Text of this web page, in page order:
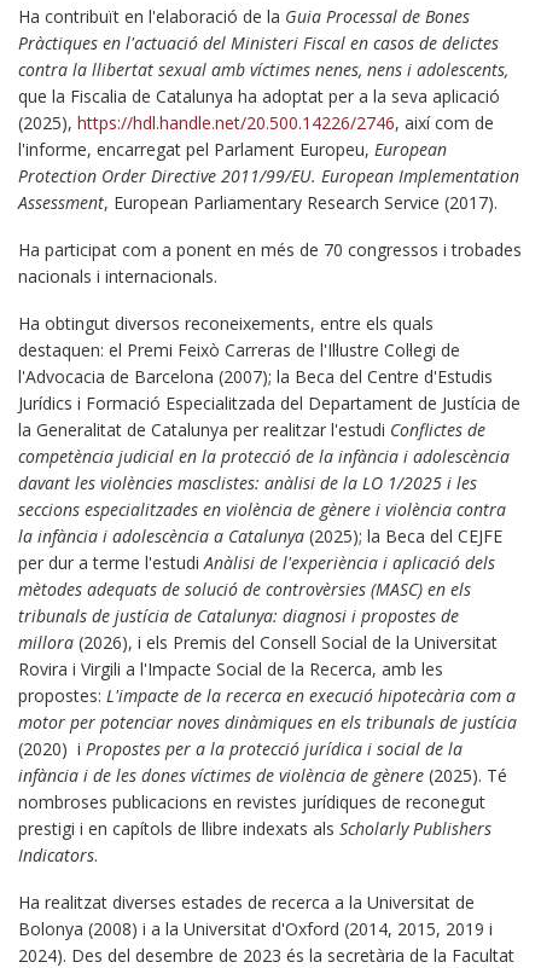
Ha contribuït en l'elaboració de la Guia Processal de Bones
Pràctiques en l'actuació del Ministeri Fiscal en casos de delictes
contra la llibertat sexual amb víctimes nenes, nens i adolescents,
que la Fiscalia de Catalunya ha adoptat per a la seva aplicació
(2025), https://hdl.handle.net/20.500.14226/2746, així com de
l'informe, encarregat pel Parlament Europeu, European
Protection Order Directive 2011/99/EU. European Implementation
Assessment, European Parliamentary Research Service (2017).
Ha participat com a ponent en més de 70 congressos i trobades
nacionals i internacionals.
Ha obtingut diversos reconeixements, entre els quals
destaquen: el Premi Feixò Carreras de l'Il·lustre Col·legi de
l'Advocacia de Barcelona (2007); la Beca del Centre d'Estudis
Jurídics i Formació Especialitzada del Departament de Justícia de
la Generalitat de Catalunya per realitzar l'estudi Conflictes de
competència judicial en la protecció de la infància i adolescència
davant les violències masclistes: anàlisi de la LO 1/2025 i les
seccions especialitzades en violència de gènere i violència contra
la infància i adolescència a Catalunya (2025); la Beca del CEJFE
per dur a terme l'estudiAnàlisi de l'experiència i aplicació dels
mètodes adequats de solució de controvèrsies (MASC) en els
tribunals de justícia de Catalunya: diagnosi i propostes de
millora (2026), i els Premis del Consell Social de la Universitat
Rovira i Virgili a l'Impacte Social de la Recerca, amb les
propostes: L'impacte de la recerca en execució hipotecària com a
motor per potenciar noves dinàmiques en els tribunals de justícia
(2020) i Propostes per a la protecció jurídica i social de la
infància i de les dones víctimes de violència de gènere (2025). Té
nombroses publicacions en revistes jurídiques de reconegut
prestigi i en capítols de llibre indexats als Scholarly Publishers
Indicators.
Ha realitzat diverses estades de recerca a la Universitat de
Bolonya (2008) i a la Universitat d'Oxford (2014, 2015, 2019 i
2024). Des del desembre de 2023 és la secretària de la Facultat